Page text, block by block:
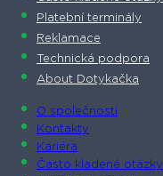
Platební terminály
Reklamace
Technická podpora
About Dotykačka
O společnosti
Kontakty
Kariéra
Často kladené otázky